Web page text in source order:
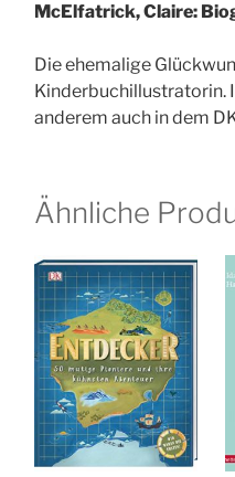
McElfatrick, Claire:
Die ehemalige
Kinderbuchillustratorin.
anderem auch in dem
Ähnliche